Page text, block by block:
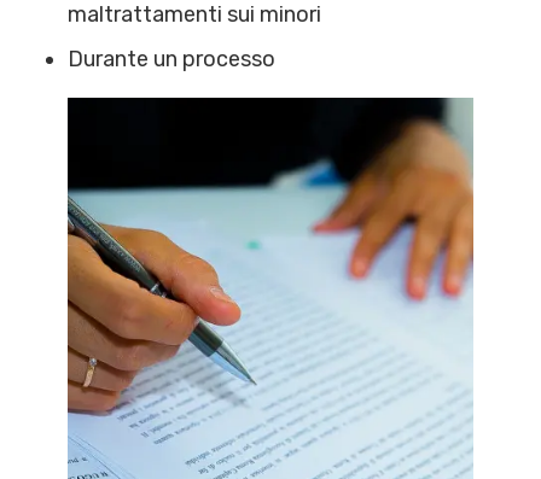
maltrattamenti sui minori
Durante un processo